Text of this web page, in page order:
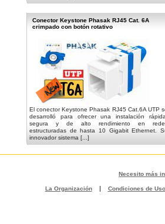
Conector Keystone Phasak RJ45 Cat. 6A
crimpado con botón rotativo
El conector Keystone Phasak RJ45 Cat.6A UTP
desarrolló para ofrecer una instalación
segura y de alto rendimiento en
estructuradas de hasta 10 Gigabit Ethernet.
innovador sistema [...]
Necesito más
La Organización | Condiciones de Uso